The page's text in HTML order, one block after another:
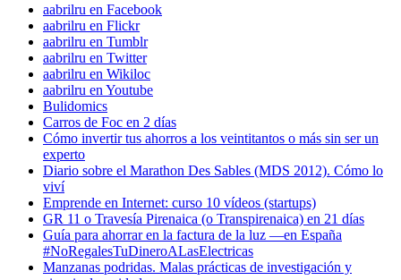
aabrilru en Facebook
aabrilru en Flickr
aabrilru en Tumblr
aabrilru en Twitter
aabrilru en Wikiloc
aabrilru en Youtube
Bulidomics
Carros de Foc en 2 días
Cómo invertir tus ahorros a los veintitantos o más sin ser un
experto
Diario sobre el Marathon Des Sables (MDS 2012). Cómo lo
viví
Emprende en Internet: curso 10 vídeos (startups)
GR 11 o Travesía Pirenaica (o Transpirenaica) en 21 días
Guía para ahorrar en la factura de la luz —en España
#NoRegalesTuDineroALasElectricas
Manzanas podridas. Malas prácticas de investigación y